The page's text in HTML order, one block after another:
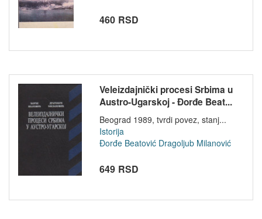
460 RSD
Veleizdajnički procesi Srbima u
Austro-Ugarskoj - Đorđe Beat...
Beograd 1989, tvrdi povez, stanj...
Istorija
Đorđe Beatović Dragoljub Milanović
649 RSD